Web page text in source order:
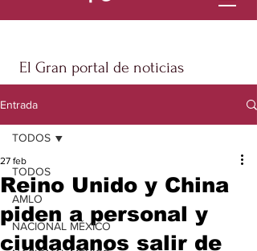
El Gran portal de noticias
Entrada
TODOS
AMLO
NACIONAL MÉXICO
TODOS
Reino Unido y China
piden a personal y
ciudadanos salir de
27 feb